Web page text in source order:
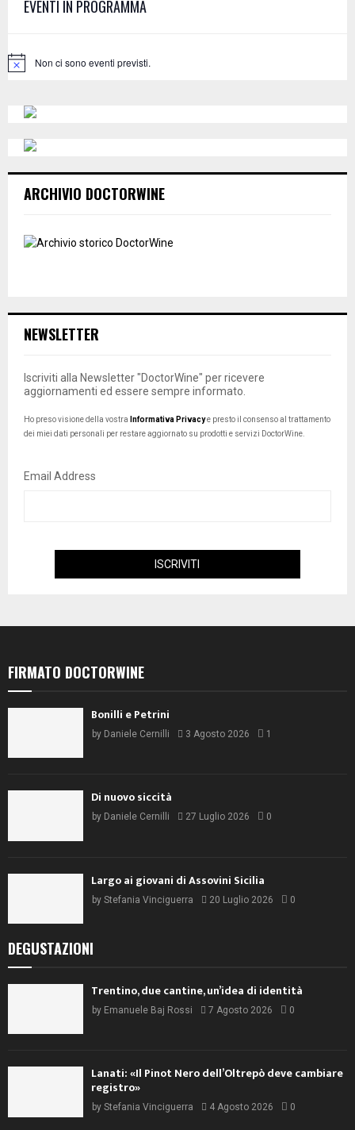
o
EVENTI IN PROGRAMMA
N
Non ci sono eventi previsti.
ARCHIVIO DOCTORWINE
NEWSLETTER
Iscriviti alla Newsletter "DoctorWine" per ricevere
aggiornamenti ed essere sempre informato.
Ho preso visione della vostra Informativa Privacye presto il consenso al trattamento
dei miei dati personali per restare aggiornato su prodotti e servizi DoctorWine.
Email Address
FIRMATO DOCTORWINE
Bonilli e Petrini
by Daniele Cernilli 3 Agosto 2026 1
Di nuovo siccità
by Daniele Cernilli 27 Luglio 2026 0
Largo ai giovani di Assovini Sicilia
by Stefania Vinciguerra 20 Luglio 2026 0
DEGUSTAZIONI
Trentino, due cantine, un’idea di identità
by Emanuele Baj Rossi 7 Agosto 2026 0
Lanati: «Il Pinot Nero dell’Oltrepò deve cambiare
registro»
by Stefania Vinciguerra 4 Agosto 2026 0